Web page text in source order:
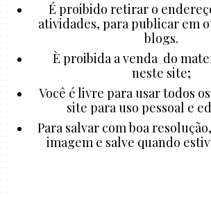
É proibido retirar o
atividades, para publicar em
blogs.
È proibida a venda do
neste site;
Você é livre para usar todos
site para uso pessoal e
Para salvar com boa
imagem e salve quando